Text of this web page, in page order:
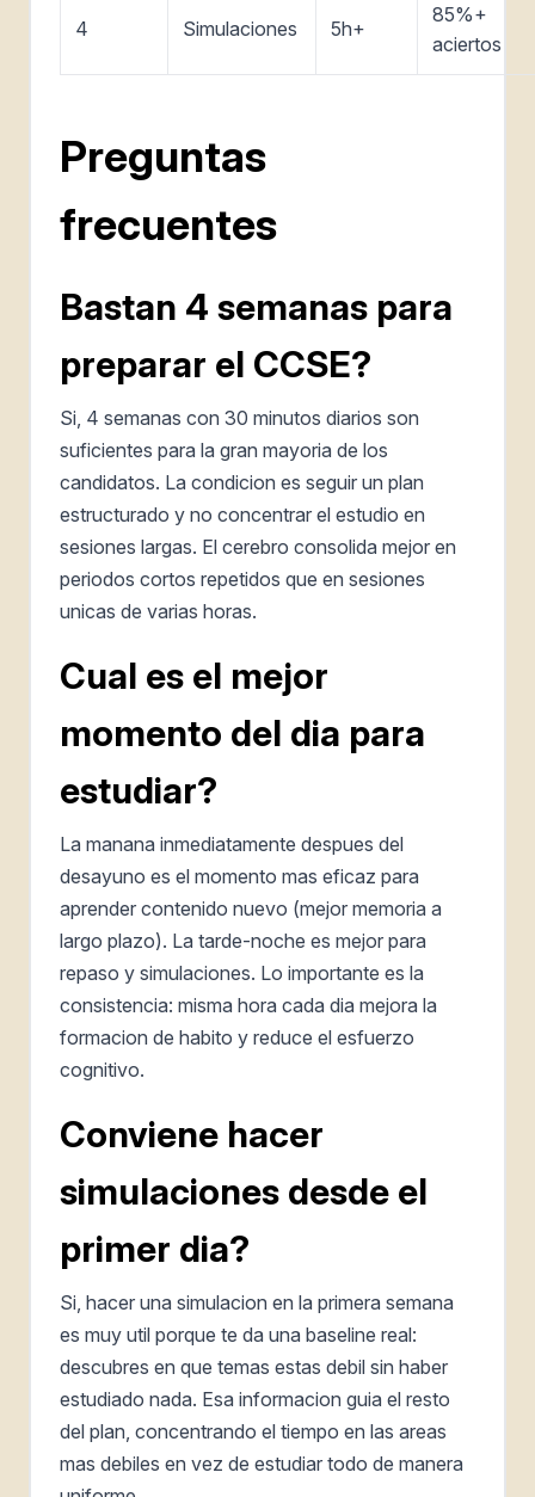
4 Simulaciones 5h+
85%+
aciertos
Preguntas
frecuentes
Bastan 4 semanas para
preparar el CCSE?
Si, 4 semanas con 30 minutos diarios son
suficientes para la gran mayoria de los
candidatos. La condicion es seguir un plan
estructurado y no concentrar el estudio en
sesiones largas. El cerebro consolida mejor en
periodos cortos repetidos que en sesiones
unicas de varias horas.
Cual es el mejor
momento del dia para
estudiar?
La manana inmediatamente despues del
desayuno es el momento mas eficaz para
aprender contenido nuevo (mejor memoria a
largo plazo). La tarde-noche es mejor para
repaso y simulaciones. Lo importante es la
consistencia: misma hora cada dia mejora la
formacion de habito y reduce el esfuerzo
cognitivo.
Conviene hacer
simulaciones desde el
primer dia?
Si, hacer una simulacion en la primera semana
es muy util porque te da una baseline real:
descubres en que temas estas debil sin haber
estudiado nada. Esa informacion guia el resto
del plan, concentrando el tiempo en las areas
mas debiles en vez de estudiar todo de manera